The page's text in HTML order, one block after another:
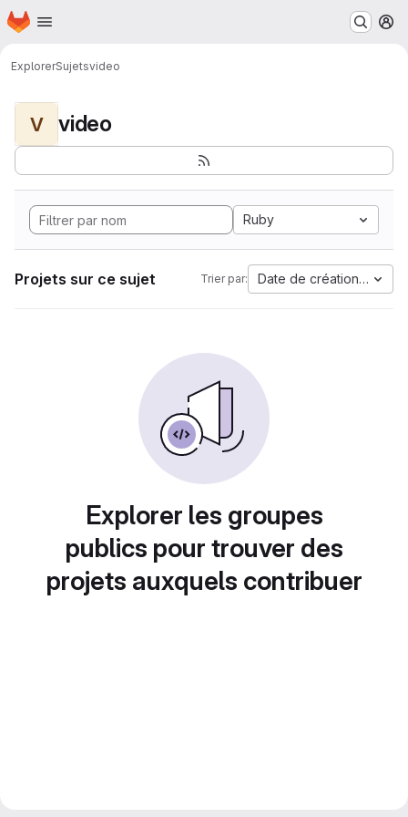
Passer au contenu principal
Page d'accueil
ExplorerSujetsvideo
V video
Ruby
Projets sur ce sujet Trier par: Date de création la plus
Explorer les groupes
publics pour trouver des
projets auxquels contribuer